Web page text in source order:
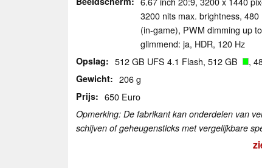
3200 nits max. brightness,
(in-game), PWM dimming up
glimmend: ja, HDR, 120 Hz
Opslag 512 GB UFS 4.1 Flash, 512 GB ,
Gewicht 206 g
Prijs 650 Euro
Opmerking: De fabrikant kan onderdelen van
schijven of geheugensticks met vergelijkbare